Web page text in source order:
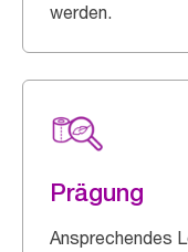
werden.
Prägung
Ansprechendes